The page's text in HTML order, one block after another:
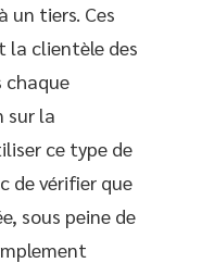
à un tiers. Ces
clientèle des
chaque
sur la
ce type de
de vérifier que
sous peine de